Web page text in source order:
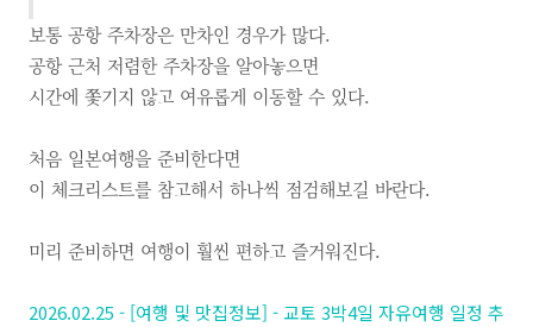
보통 공항 주차장은 만차인 경우가 많다.
공항 근처 저렴한 주차장을 알아놓으면
시간에 쫓기지 않고 여유롭게 이동할 수 있다.
처음 일본여행을 준비한다면
이 체크리스트를 참고해서 하나씩 점검해보길 바란다.
미리 준비하면 여행이 훨씬 편하고 즐거워진다.
2026.02.25 - [여행 및 맛집정보] - 교토 3박4일 자유여행 일정 추